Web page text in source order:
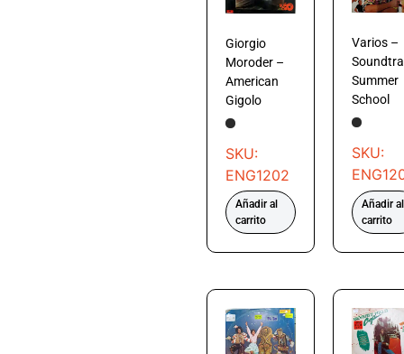
Giorgio
Moroder –
American
Gigolo
SKU:
ENG1202
Añadir al
carrito
Varios –
Summer
School
SKU:
Añadir al
carrito